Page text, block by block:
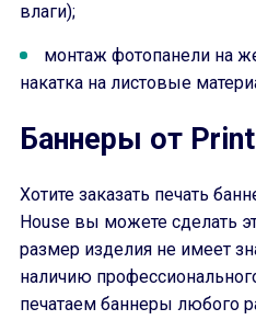
влаги);
монтаж фотопанели на
накатка на листовые
Баннеры от
Хотите заказать печать
House вы можете сделать
размер изделия не имеет
наличию
печатаем баннеры любого